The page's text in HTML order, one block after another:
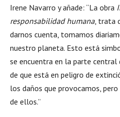
Irene Navarro y añade: “La obra
responsabilidad humana, trata
darnos cuenta, tomamos
nuestro planeta. Esto está
se encuentra en la parte central
de que está en peligro de
los daños que provocamos,
de ellos.”